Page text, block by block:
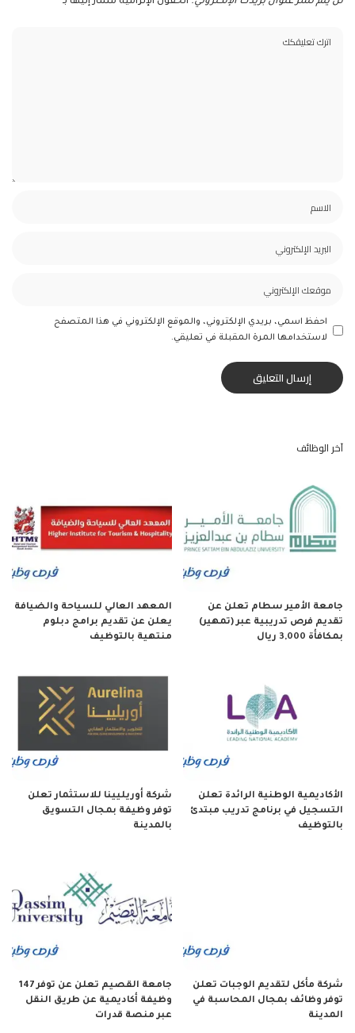
احفظ اسمي، بريدي الإلكتروني، والموقع الإلكتروني في هذا المتصفح
لاستخدامها المرة المقبلة في تعليقي.
آخر الوظائف
جامعة الأمير سطام تعلن عن
تقديم فرص تدريبية عبر (تمهير)
بمكافأة 3,000 ريال
المعهد العالي للسياحة والضيافة
يعلن عن تقديم برامج دبلوم
منتهية بالتوظيف
الأكاديمية الوطنية الرائدة تعلن
التسجيل في برنامج تدريب مبتدئ
بالتوظيف
شركة أوريليينا للاستثمار تعلن
توفر وظيفة بمجال التسويق
بالمدينة
شركة مأكل لتقديم الوجبات تعلن
توفر وظائف بمجال المحاسبة في
المدينة
جامعة القصيم تعلن عن توفر 147
وظيفة أكاديمية عن طريق النقل
عبر منصة قدرات